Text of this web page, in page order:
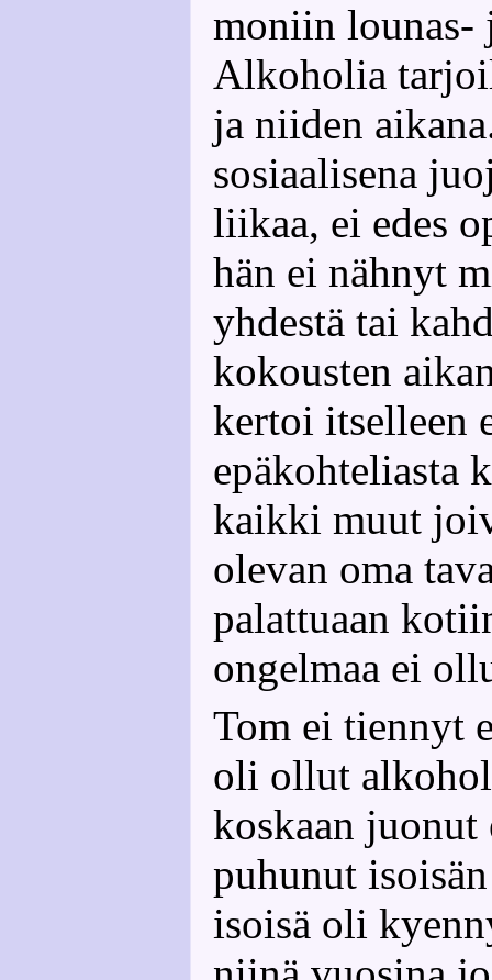
moniin
Alkoholia
ja niiden
sosiaalisena
liikaa, ei edes
hän ei nähnyt
yhdestä tai
kokousten
kertoi itselleen
epäkohteliasta
kaikki muut
olevan oma
palattuaan
ongelmaa ei
Tom ei tiennyt
oli ollut
koskaan
puhunut
isoisä oli